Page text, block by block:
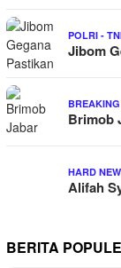
POLRI -
Jibom
Brimob
HARD
Alifah
BERITA